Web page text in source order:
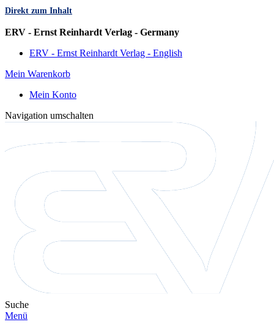
Direkt zum Inhalt
ERV - Ernst Reinhardt Verlag - Germany
ERV - Ernst Reinhardt Verlag - English
Mein Warenkorb
Mein Konto
Navigation umschalten
Suche
Menü